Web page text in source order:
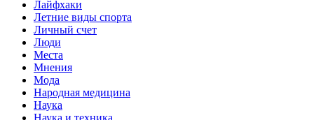
Лайфхаки
Летние виды спорта
Личный счет
Люди
Места
Мнения
Мода
Народная медицина
Наука
Наука и техника